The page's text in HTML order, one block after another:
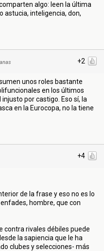
algo: leen la última
astucia, inteligencia, don,
+2
unos roles bastante
en los últimos
por castigo. Eso sí, la
en la Eurocopa, no la tiene
+4
de la frase y eso no es lo
hombre, que con
contra rivales débiles puede
la sapiencia que le ha
clubes y selecciones- más